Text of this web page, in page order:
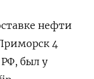
нефти
4
был у